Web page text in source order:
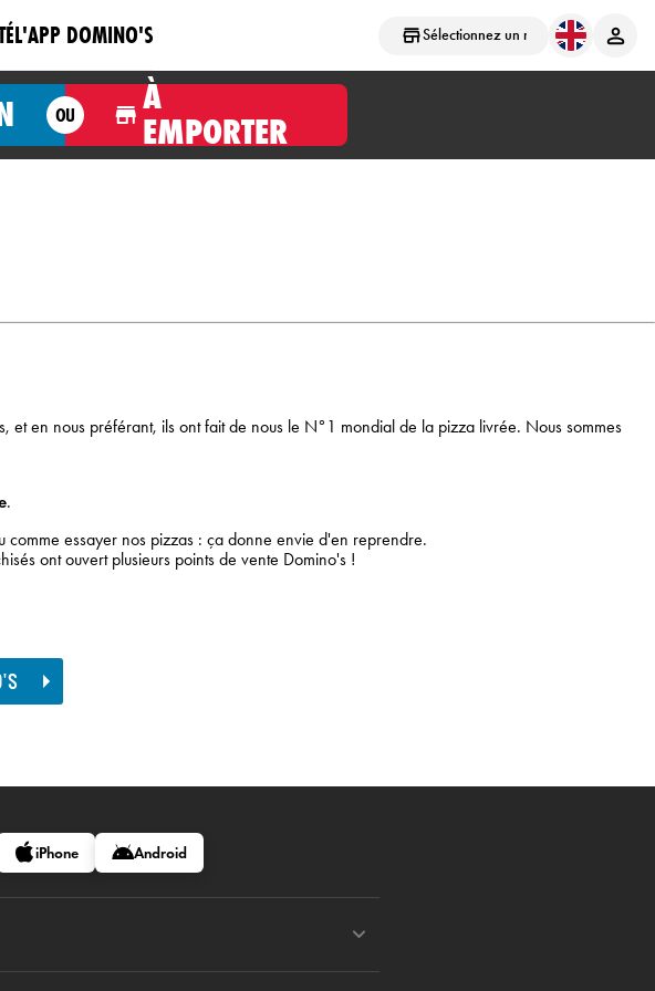
Sélectionnez un magasin
L'APP DOMINO'S
OU
À
EMPORTER
et en nous préférant, ils ont fait de nous le N°1 mondial de la pizza livrée. Nous sommes
.
comme essayer nos pizzas : ça donne envie d'en reprendre.
ont ouvert plusieurs points de vente Domino's !
iPhone Android